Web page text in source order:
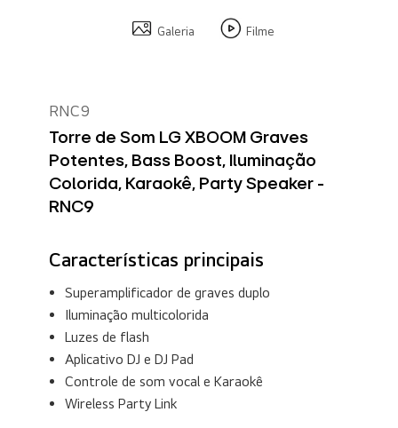
Galeria Filme
RNC9
Torre de Som LG XBOOM Graves
Potentes, Bass Boost, Iluminação
Colorida, Karaokê, Party Speaker -
RNC9
Características principais
Superamplificador de graves duplo
Iluminação multicolorida
Luzes de flash
Aplicativo DJ e DJ Pad
Controle de som vocal e Karaokê
Wireless Party Link